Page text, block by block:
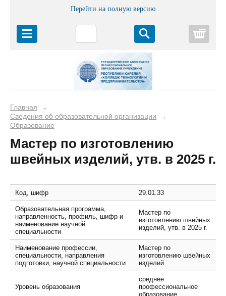
Перейти на полную версию
Главная →
Сведения об образовательной организации →
Образование
Мастер по изготовлению
швейных изделий, утв. в 2025 г.
Код, шифр 29.01.33
Образовательная программа,
направленность, профиль, шифр и
наименование научной
специальности
Мастер по
изготовлению швейных
изделий, утв. в 2025 г.
Наименование профессии,
специальности, направления
подготовки, научной специальности
Мастер по
изготовлению швейных
изделий
Уровень образования
среднее
профессиональное
образование